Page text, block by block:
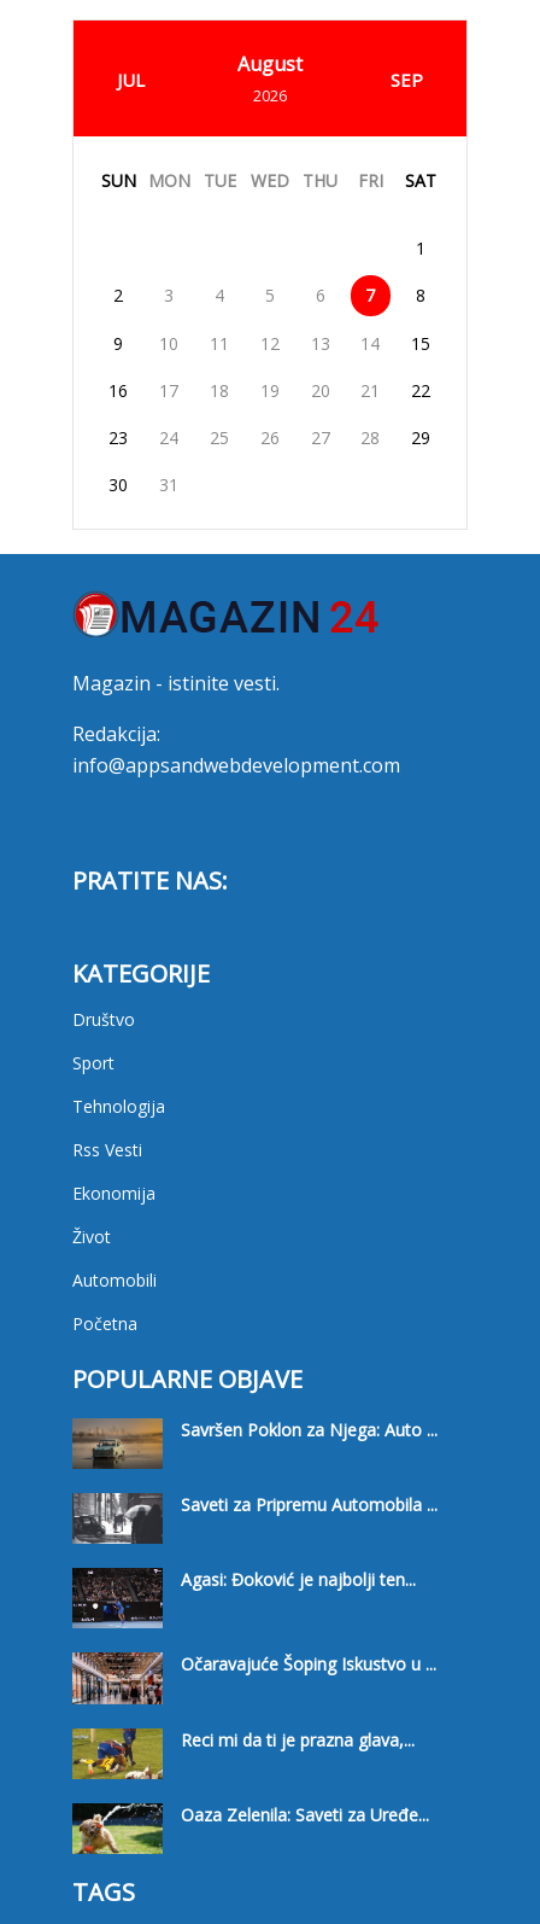
JUL
August
2026
SEP
SUN MON TUE WED THU FRI SAT
1
2 3 4 5 6 7 8
9 10 11 12 13 14 15
16 17 18 19 20 21 22
23 24 25 26 27 28 29
30 31
Magazin - istinite vesti.
Redakcija:
info@appsandwebdevelopment.com
PRATITE NAS:
KATEGORIJE
Društvo
Sport
Tehnologija
Rss Vesti
Ekonomija
Život
Automobili
Početna
POPULARNE OBJAVE
Savršen Poklon za Njega: Auto ...
Saveti za Pripremu Automobila ...
Agasi: Đoković je najbolji ten...
Očaravajuće Šoping Iskustvo u ...
Reci mi da ti je prazna glava,...
Oaza Zelenila: Saveti za Uređe...
TAGS